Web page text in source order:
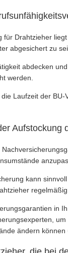
Drahtzieher
abgesichert zu
abdecken
werden.
Laufzeit der
kann
in
ändern